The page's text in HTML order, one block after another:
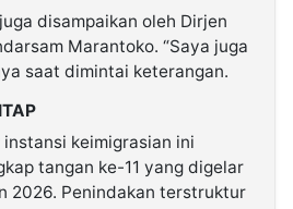
disampaikan oleh Dirjen
Marantoko. “Saya juga
saat dimintai keterangan.
keimigrasian ini
tangan ke-11 yang digelar
2026. Penindakan terstruktur